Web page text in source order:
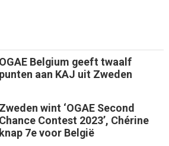
OGAE Belgium geeft twaalf
punten aan KAJ uit Zweden
Zweden wint ‘OGAE Second
Chance Contest 2023’, Chérine
knap 7e voor België